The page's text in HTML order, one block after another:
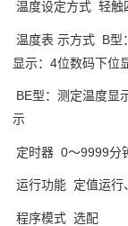
温度设定方式 轻触
温度表 示方式 B型
显示：4位数码下位
BE型：测定温度显
示
定时器 0～9999分
运行功能 定值运行
程序模式 选配